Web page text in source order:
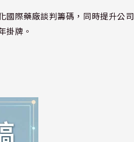
國際藥廠談判籌碼，同時提升公司
掛牌。